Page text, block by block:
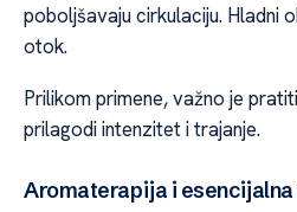
poboljšavaju cirkulaciju. Hladni
otok.
Prilikom primene, važno je
prilagodi intenzitet i trajanje.
Aromaterapija i